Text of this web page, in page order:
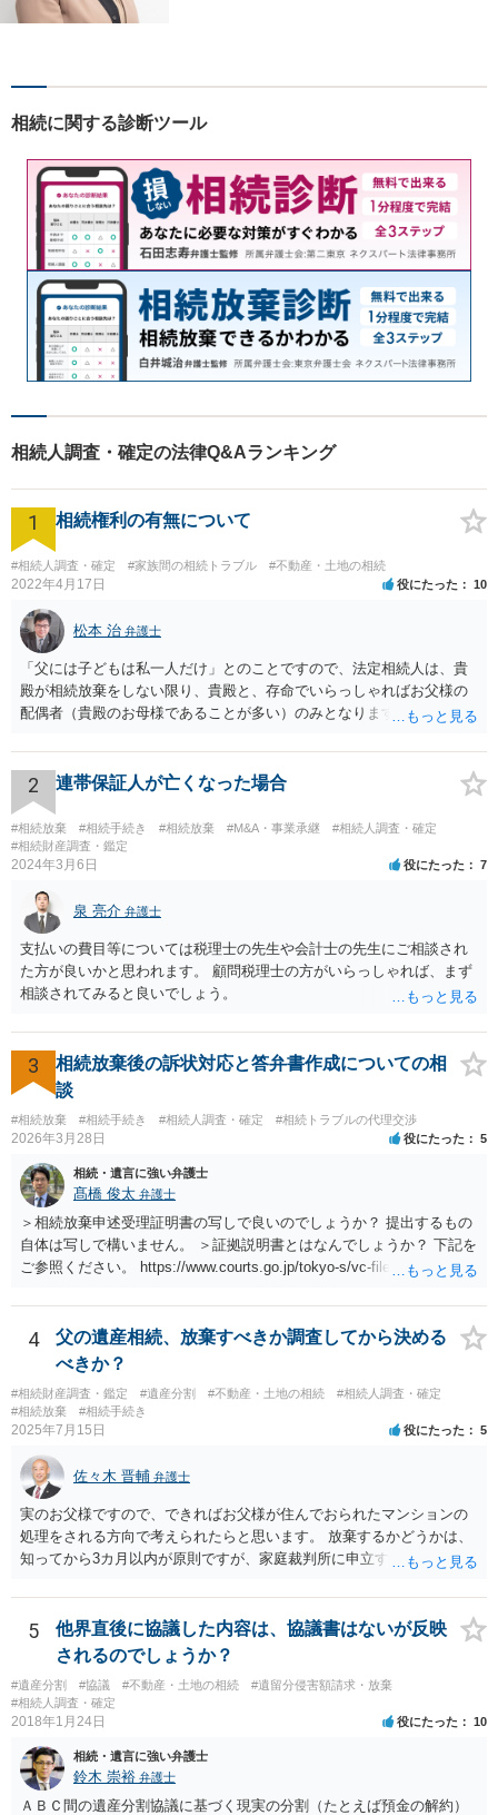
相続に関する診断ツール
相続人調査・確定の法律Q&Aランキング
1 相続権利の有無について
#相続人調査・確定 #家族間の相続トラブル #不動産・土地の相続
2022年4月17日 役にたった 10
松本 治 弁護士
「父には子どもは私一人だけ」とのことですので、法定相続人は、貴
殿が相続放棄をしない限り、貴殿と、存命でいらっしゃればお父様の
配偶者（貴殿のお母様であることが多い）のみとなります。遺言がな
2 連帯保証人が亡くなった場合
#相続放棄 #相続手続き #相続放棄 #M&A・事業承継
#相続人調査・確定
#相続財産調査・鑑定
2024年3月6日 役にたった 7
泉 亮介 弁護士
支払いの費目等については税理士の先生や会計士の先生にご相談され
た方が良いかと思われます。 顧問税理士の方がいらっしゃれば、まず
相談されてみると良いでしょう。
3
相続放棄後の訴状対応と答弁書作成についての相
談
#相続放棄 #相続手続き #相続人調査・確定 #相続トラブルの代理交渉
2026年3月28日 役にたった 5
相続・遺言に強い弁護士
髙橋 俊太 弁護士
＞相続放棄申述受理証明書の写しで良いのでしょうか？ 提出するもの
自体は写しで構いません。 ＞証拠説明書とはなんでしょうか？ 下記を
ご参照ください。 https://www.courts.go.jp/tokyo-s/vc-files/tokyo-s/file/
4
父の遺産相続、放棄すべきか調査してから決める
べきか？
#相続財産調査・鑑定 #遺産分割 #不動産・土地の相続
#相続人調査・確定
#相続放棄
#相続手続き
2025年7月15日 役にたった 5
佐々木 晋輔 弁護士
実のお父様ですので、できればお父様が住んでおられたマンションの
処理をされる方向で考えられたらと思います。 放棄するかどうかは、
知ってから3カ月以内が原則ですが、家庭裁判所に申立すれば3カ月の
放棄するかどうか決めることができます。 銀行やサラ金が数年も放置
することはありませんので、数年後に借金が発見される可能性はほぼ
ありません。 なお、私が扱った相続放棄を検討していた案件で、期間
伸長して調査したところ、サラ金に対する過払金など相当な財産が見
つかったため相続したという事例がありました。
5
他界直後に協議した内容は、協議書はないが反映
されるのでしょうか？
#遺産分割 #協議 #不動産・土地の相続
#遺留分侵害額請求・放棄
#相続人調査・確定
2018年1月24日 役にたった 10
相続・遺言に強い弁護士
鈴木 崇裕 弁護士
ＡＢＣ間の遺産分割協議に基づく現実の分割（たとえば預金の解約）